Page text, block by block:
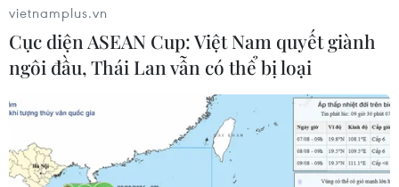
vietnamplus.vn
Cục diện ASEAN Cup: Việt Nam quyết giành
ngôi đầu, Thái Lan vẫn có thể bị loại